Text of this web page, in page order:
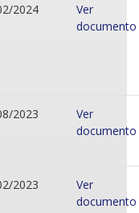
2024
Ver
documento
2023
Ver
documento
2023
Ver
documento